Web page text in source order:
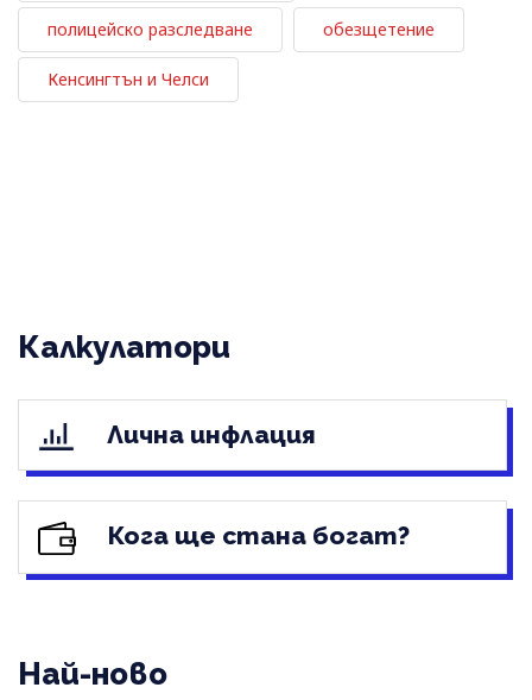
полицейско разследване обезщетение
Кенсингтън и Челси
Калкулатори
Лична инфлация
Кога ще стана богат?
Най-ново